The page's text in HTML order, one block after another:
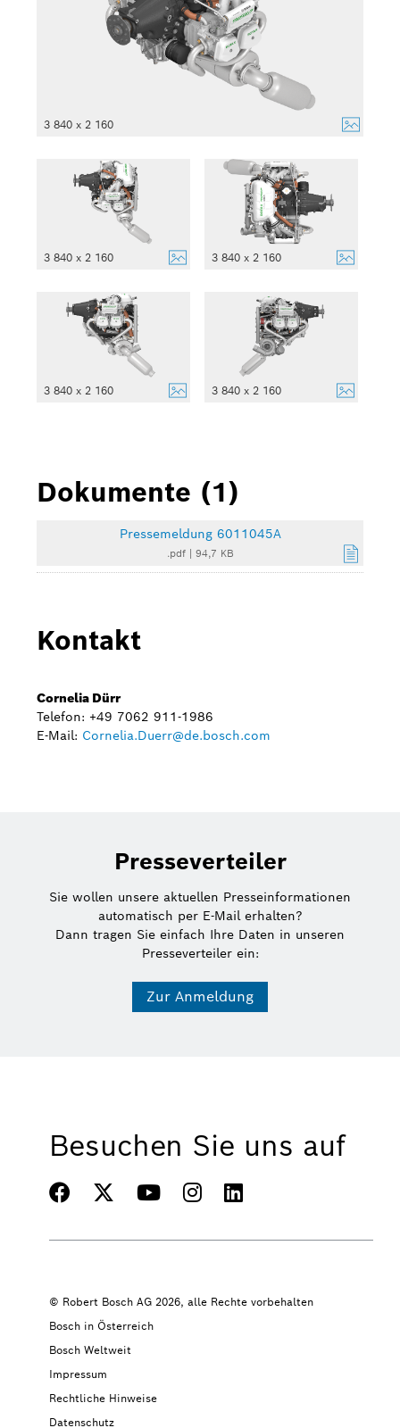
3 840 x 2 160
3 840 x 2 160 3 840 x 2 160
3 840 x 2 160 3 840 x 2 160
Dokumente (1)
Pressemeldung 6011045A
.pdf| 94,7 KB
Kontakt
Cornelia Dürr
Telefon: +49 7062 911-1986
E-Mail: Cornelia.Duerr@de.bosch.com
Presseverteiler
Sie wollen unsere aktuellen Presseinformationen
automatisch per E-Mail erhalten?
Dann tragen Sie einfach Ihre Daten in unseren
Presseverteiler ein:
Zur Anmeldung
Besuchen Sie uns auf
© Robert Bosch AG 2026, alle Rechte vorbehalten
Bosch in Österreich
Bosch Weltweit
Impressum
Rechtliche Hinweise
Datenschutz